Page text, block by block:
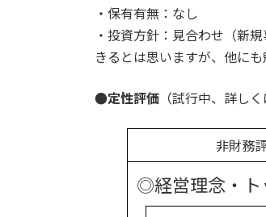
・保有有無：なし
・投資方針：見合わせ（新
きるとは思いますが、他に
●定性評価 （試行中、詳しく
非財務
◎経営理念・ト